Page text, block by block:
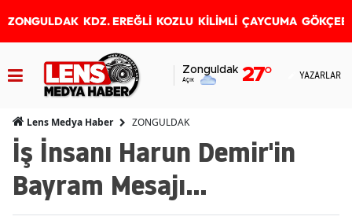
ZONGULDAK KDZ. EREĞLİ KOZLU KİLİMLİ ÇAYCUMA
Zonguldak
Açık 27° YAZARLAR
Lens Medya Haber ZONGULDAK
İş İnsanı Harun Demir'in
Bayram Mesajı...